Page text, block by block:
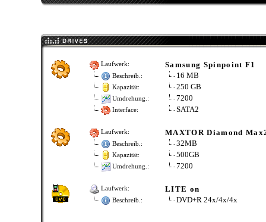
Laufwerk: Samsung Spinpoint F1
Beschreib.: 16 MB
Kapazität: 250 GB
Umdrehung.: 7200
Interface: SATA2
Laufwerk: MAXTOR Diamond
Beschreib.: 32MB
Kapazität: 500GB
Umdrehung.: 7200
Laufwerk: LITE on
Beschreib.: DVD+R 24x/4x/4x